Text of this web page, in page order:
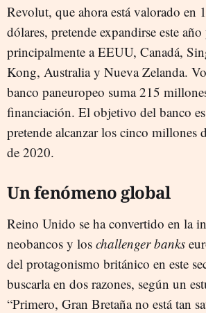
Revolut, que ahora está valorado en
dólares, pretende expandirse este
principalmente a EEUU, Canadá,
Kong, Australia y Nueva Zelanda.
banco paneuropeo suma 215
financiación. El objetivo del banco
pretende alcanzar los cinco millones
de 2020.
Un fenómeno global
Reino Unido se ha convertido en la
neobancos y los challenger banks
del protagonismo británico en este
buscarla en dos razones, según un
“Primero, Gran Bretaña no está tan